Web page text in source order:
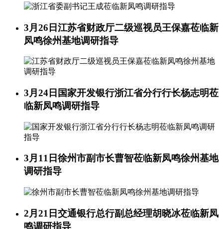
3月26日江苏省财政厅二级巡视员王保嘉莅临新
凤鸣徐州基地调研指导
3月24日 国家开发银行浙江省分行行长杨志明莅
临新凤鸣调研指导
3月11日徐州市副市长曹智莅临新凤鸣徐州基地
调研指导
2月21日交通银行总行副总经理胡晓冰莅临新凤
鸣调研指导